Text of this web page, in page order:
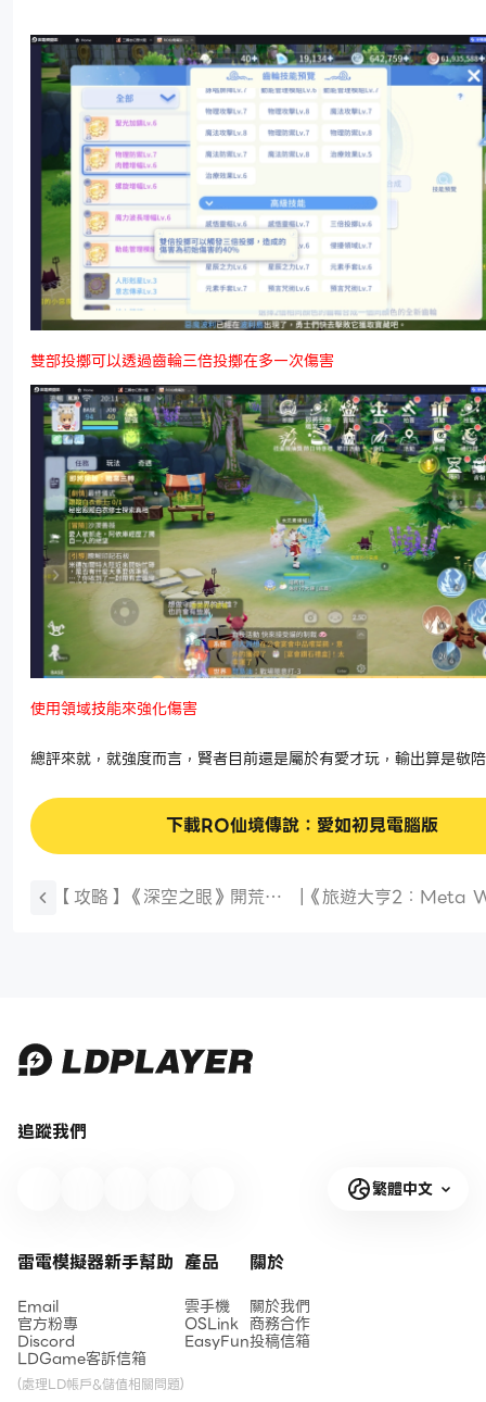
雙部投擲可以透過齒輪三倍投擲在多一次傷害
使用領域技能來強化傷害
總評來就，就強度而言，賢者目前還是屬於有愛才玩，輸出算是敬
下載RO仙境傳說：愛如初見電腦版
【攻略】《深空之眼》開荒期
| 《旅遊大亨2：Meta
追蹤我們
繁體中文
雷電模擬器新手幫助
Email
官方粉專
Discord
LDGame客訴信箱
(處理LD帳戶&儲值相關問題)
產品
雲手機
OSLink
EasyFun
關於
關於我們
商務合作
投稿信箱